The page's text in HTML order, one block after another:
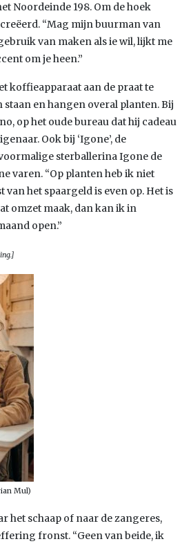
Noordeinde 198. Om de hoek
“Mag mijn buurman van
van maken als ie wil, lijkt me
om je heen.”
koffieapparaat aan de praat te
staan en hangen overal planten. Bij
op het oude bureau dat hij cadeau
Ook bij ‘Igone’, de
sterballerina Igone de
varen. “Op planten heb ik niet
van het spaargeld is even op. Het is
omzet maak, dan kan ik in
open.”
Mul)
het schaap of naar de zangeres,
fronst. “Geen van beide, ik